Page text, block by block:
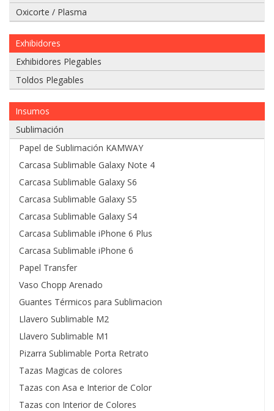
Adjuntar
imágenes
de
problema:
Si
tiene
un
del
problema
que
tiene
envielo
a
whatsapp:
975
628
Oxicorte / Plasma
Exhibidores
Exhibidores Plegables
Toldos Plegables
Insumos
Sublimación
Papel de Sublimación KAMWAY
Carcasa Sublimable Galaxy Note 4
Carcasa Sublimable Galaxy S6
Carcasa Sublimable Galaxy S5
Carcasa Sublimable Galaxy S4
Carcasa Sublimable iPhone 6 Plus
Carcasa Sublimable iPhone 6
Papel Transfer
Vaso Chopp Arenado
Guantes Térmicos para Sublimacion
Llavero Sublimable M2
Llavero Sublimable M1
Pizarra Sublimable Porta Retrato
Tazas Magicas de colores
Tazas con Asa e Interior de Color
Tazas con Interior de Colores